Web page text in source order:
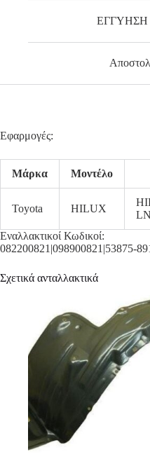
ΕΓΓΥΗΣΗ
Εφαρμογές:
Μάρκα Μοντέλο
Toyota HILUX
Εναλλακτικοί Κωδικοί:
082200821|098900821|53875-
Σχετικά ανταλλακτικά